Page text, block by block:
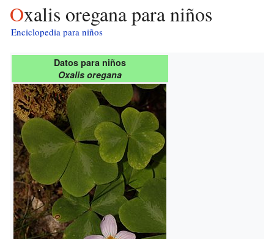
Oxalis oregana para niños
Enciclopedia para niños
Datos para niños
Oxalis oregana